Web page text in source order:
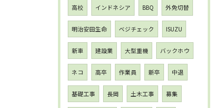
高校 インドネシア BBQ 外免切替
明治安田生命 ベジチェック ISUZU
新車 建設業 大型重機 バックホウ
ネコ 高卒 作業員 新卒 中退
基礎工事 長岡 土木工事 募集